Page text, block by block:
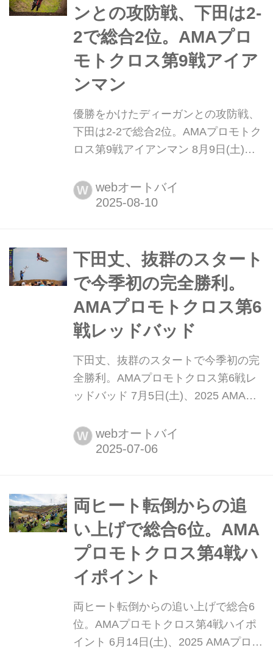
の自信 ・本田七...
ンとの攻防戦、下田は2-
2で総合2位。AMAプロ
モトクロス第9戦アイア
ンマン
優勝をかけたディーガンとの攻防戦、
下田は2-2で総合2位。AMAプロモトク
ロス第9戦アイアンマン 8月9日(土)、
マン・レースウェイで、2025 AMAプ
ロモトクロス選手権第9戦とWomen’s
れたコースレイアウト ・下田がホール
ショット獲得、ディ...
W webオートバイ
下田丈、抜群のスタート
で今季初の完全勝利。
AMAプロモトクロス第6
戦レッドバッド
下田丈、抜群のスタートで今季初の完
全勝利。AMAプロモトクロス第6戦レ
ッドバッド 7月5日(土)、2025 AMAプ
州にあるレッドバッドで開催されまし
た。 注目ポイント ・両ヒートともに
ョン別に見る下田の速さ ・ドゥカティ
Desmo450 MXが初参戦し...
W webオートバイ
両ヒート転倒からの追
い上げで総合6位。AMA
プロモトクロス第4戦ハ
イポイント
両ヒート転倒からの追い上げで総合6
位。AMAプロモトクロス第4戦ハイポ
イント 6月14日(土)、2025 AMAプロモ